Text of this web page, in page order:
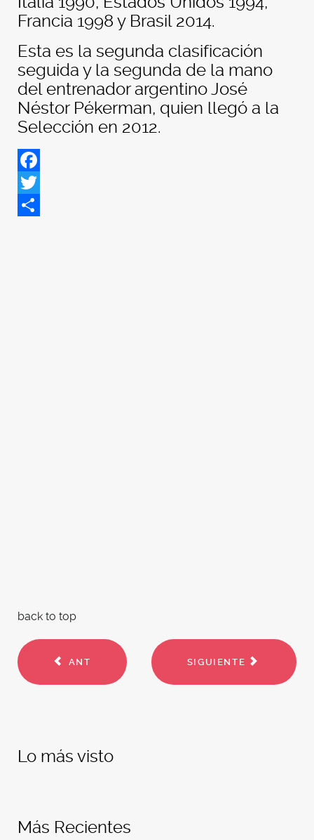
Francia 1998 y Brasil 2014.
Esta es la segunda clasificación
seguida y la segunda de la mano
del entrenador argentino José
Néstor Pékerman, quien llegó a la
Selección en 2012.
Facebook
Twitter
back to top
ANT SIGUIENTE
Lo más visto
Más Recientes